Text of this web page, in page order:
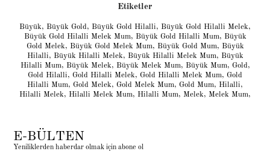
Etiketler
Büyük, Büyük Gold , Büyük Gold Hilalli, Büyük Gold Hilalli Melek,
Büyük Gold Hilalli Melek Mum, Büyük Gold Hilalli Mum, Büyük
Gold Melek, Büyük Gold Melek Mum, Büyük Gold Mum, Büyük
Hilalli, Büyük Hilalli Melek, Büyük Hilalli Melek Mum, Büyük
Hilalli Mum, Büyük Melek, Büyük Melek Mum, Büyük Mum, Gold ,
Gold Hilalli, Gold Hilalli Melek, Gold Hilalli Melek Mum, Gold
Hilalli Mum, Gold Melek, Gold Melek Mum, Gold Mum, Hilalli,
Hilalli Melek, Hilalli Melek Mum, Hilalli Mum, Melek, Melek Mum,
E-BÜLTEN
Yeniliklerden haberdar olmak için abone ol